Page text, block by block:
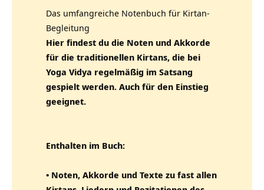
Das umfangreiche Notenbuch für Kirtan-
Begleitung
Hier findest du die Noten und Akkorde
für die traditionellen Kirtans, die bei
Yoga Vidya regelmäßig im Satsang
gespielt werden. Auch für den Einstieg
geeignet.
Enthalten im Buch:
• Noten, Akkorde und Texte zu fast allen